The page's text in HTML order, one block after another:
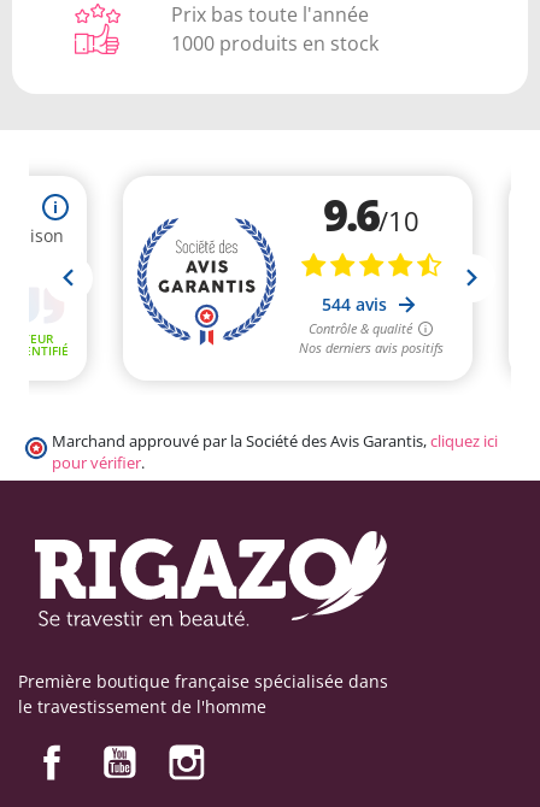
Prix bas toute l'année
1000 produits en stock
Marchand approuvé par la Société des Avis Garantis,cliquez ici
pour vérifier.
Première boutique française spécialisée dans
le travestissement de l'homme